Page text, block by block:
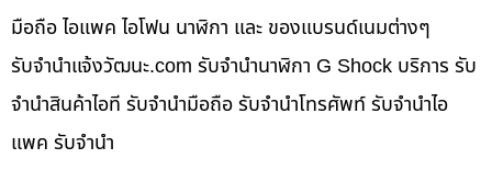
มือถือ ไอแพค ไอโฟน นาฬิกา และ ของแบรนด์เนมต่างๆ
รับจํานําแจ้งวัฒนะ.com รับจำนำนาฬิกา G Shock บริการ รับ
จำนำสินค้าไอที รับจำนำมือถือ รับจำนำโทรศัพท์ รับจำนำไอ
แพค รับจำนำ